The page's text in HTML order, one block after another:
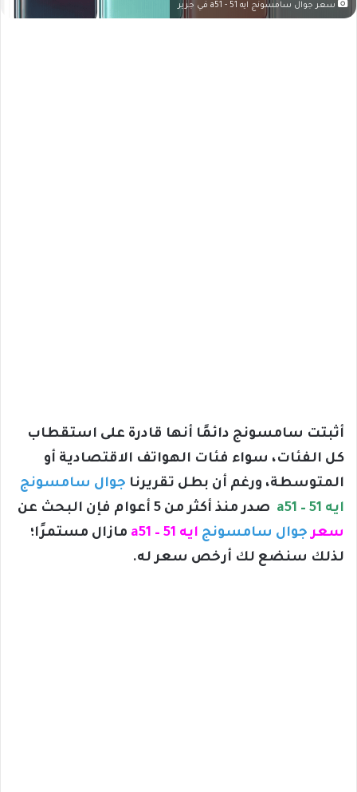
سعر جوال سامسونج ايه 51 - a51 في جرير
أثبتت سامسونج دائمًا أنها قادرة على استقطاب
كل الفئات، سواء فئات الهواتف الاقتصادية أو
المتوسطة، ورغم أن بطل تقريرنا جوال سامسونج
ايه 51 – a51
صدر منذ أكثر من 5 أعوام فإن البحث عن
سعر جوال سامسونج ايه 51 – a51
مازال مستمرًا؛
لذلك سنضع لك أرخص سعر له.